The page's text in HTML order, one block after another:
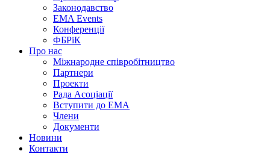
Законодавство
EMA Events
Конференції
ФБРіК
Про нас
Міжнародне співробітництво
Партнери
Проекти
Рада Асоціації
Вступити до ЕМА
Члени
Документи
Новини
Контакти